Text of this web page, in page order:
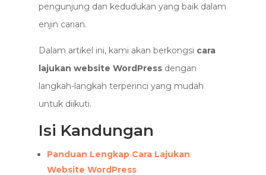
pengunjung dan kedudukan yang baik dalam
enjin carian.
Dalam artikel ini, kami akan berkongsi cara
lajukan website WordPressdengan
langkah-langkah terperinci yang mudah
untuk diikuti.
Isi Kandungan
Panduan Lengkap Cara Lajukan
Website WordPress